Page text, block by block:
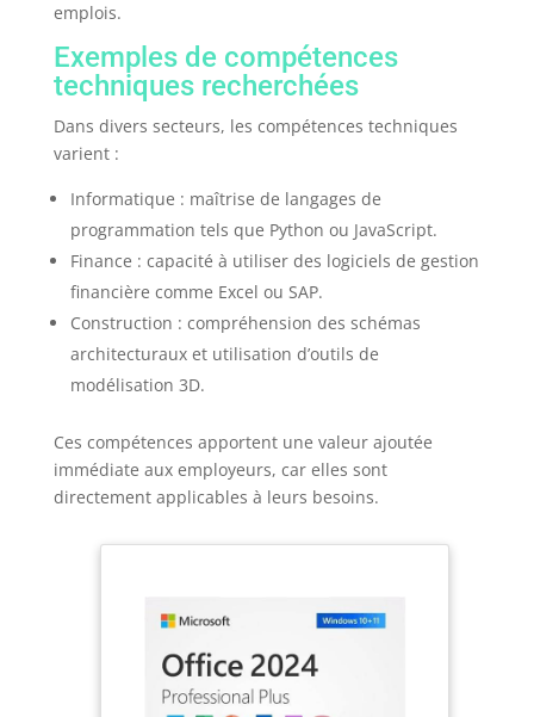
emplois.
Exemples de compétences
techniques recherchées
Dans divers secteurs, les compétences techniques
varient :
Informatique : maîtrise de langages de
programmation tels que Python ou JavaScript.
Finance : capacité à utiliser des logiciels de gestion
financière comme Excel ou SAP.
Construction : compréhension des schémas
architecturaux et utilisation d’outils de
modélisation 3D.
Ces compétences apportent une valeur ajoutée
immédiate aux employeurs, car elles sont
directement applicables à leurs besoins.